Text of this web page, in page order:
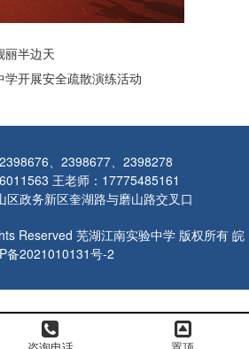
丽半边天
学开展安全疏散演练活动
、2398677、2398278
王老师：17775485161
区政务新区奎湖路与磨山路交叉口
Reserved 芜湖江南实验中学 版权所有 皖
备2021010131号-2